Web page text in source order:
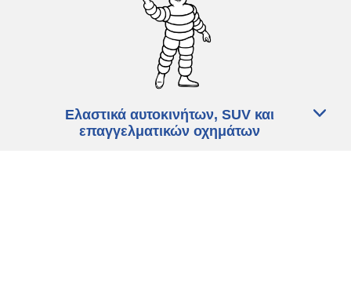
Ελαστικά αυτοκινήτων, SUV και
επαγγελματικών οχημάτων